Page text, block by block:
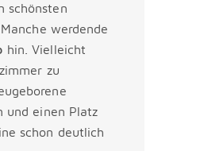
schönsten
werdende
hin. Vielleicht
zu
und einen Platz
schon deutlich